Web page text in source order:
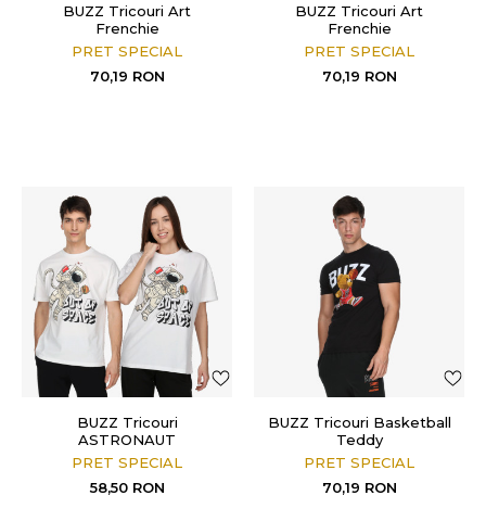
BUZZ Tricouri Art
Frenchie
PRET SPECIAL
70,19 RON
BUZZ Tricouri Art
Frenchie
PRET SPECIAL
70,19 RON
BUZZ Tricouri
ASTRONAUT
PRET SPECIAL
58,50 RON
BUZZ Tricouri Basketball
Teddy
PRET SPECIAL
70,19 RON